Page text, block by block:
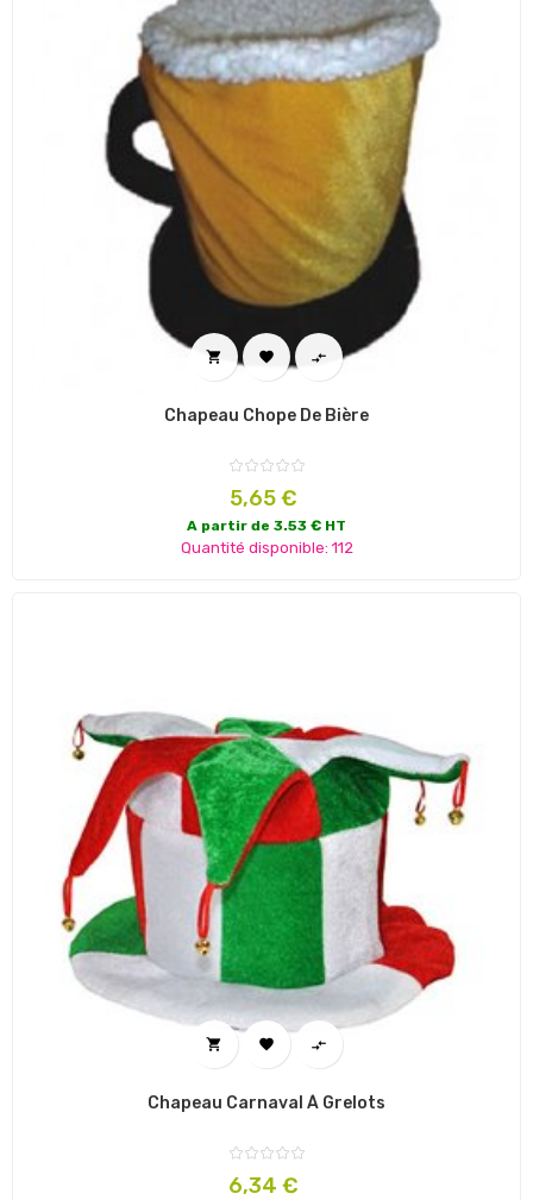
  
Chapeau Chope De Bière
Prix
5,65 €
A partir de 3.53 € HT
Quantité disponible: 112
  
Chapeau Carnaval À Grelots
Prix
6,34 €